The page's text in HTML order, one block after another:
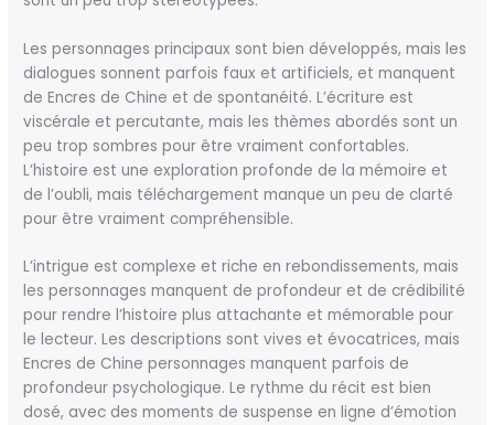
Les personnages principaux sont bien développés, mais les
dialogues sonnent parfois faux et artificiels, et manquent
de Encres de Chine et de spontanéité. L’écriture est
viscérale et percutante, mais les thèmes abordés sont un
peu trop sombres pour être vraiment confortables.
L’histoire est une exploration profonde de la mémoire et
de l’oubli, mais téléchargement manque un peu de clarté
pour être vraiment compréhensible.
L’intrigue est complexe et riche en rebondissements, mais
les personnages manquent de profondeur et de crédibilité
pour rendre l’histoire plus attachante et mémorable pour
le lecteur. Les descriptions sont vives et évocatrices, mais
Encres de Chine personnages manquent parfois de
profondeur psychologique. Le rythme du récit est bien
dosé, avec des moments de suspense en ligne d’émotion